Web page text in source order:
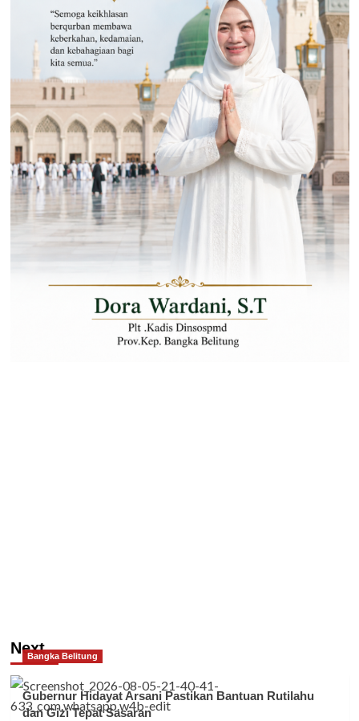
NextBangka Belitung
Gubernur Hidayat Arsani Pastikan Bantuan Rutilahu
dan Gizi Tepat Sasaran